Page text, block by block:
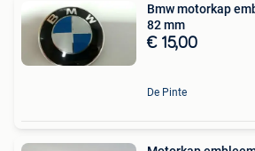
Bmw motorkap
82 mm
€ 15,00
De Pinte